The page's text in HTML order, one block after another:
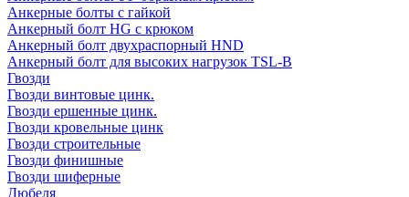
Анкерные болты с гайкой
Анкерный болт HG с крюком
Анкерный болт двухраспорный HND
Анкерный болт для высоких нагрузок TSL-B
Гвозди
Гвозди винтовые цинк.
Гвозди ершенные цинк.
Гвозди кровельные цинк
Гвозди строительные
Гвозди финишные
Гвозди шиферные
Дюбеля